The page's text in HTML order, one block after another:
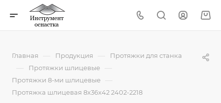
Главная — Продукция — Протяжки для станка
— Протяжки шлицевые —
Протяжки 8-ми шлицевые —
Протяжка шлицевая 8x36x42 2402-2218